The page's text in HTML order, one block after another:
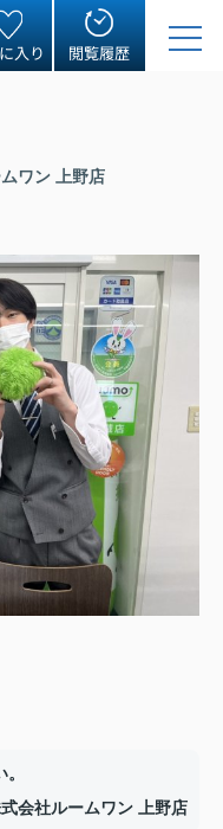
入り 閲覧履歴
ワン 上野店
会社ルームワン 上野店